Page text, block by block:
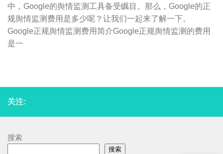
中，Google的舆情监测工具备受瞩目。那么，Google的正
规舆情监测费用是多少呢？让我们一起来了解一下。
Google正规舆情监测费用简介Google正规舆情监测的费用
是一
关注:
搜索
搜索